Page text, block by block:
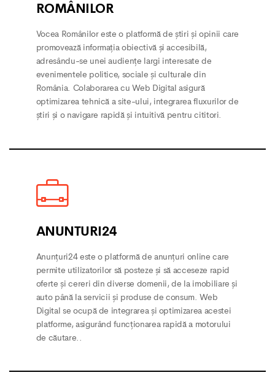
ROMÂNILOR
Vocea Românilor este o platformă de știri și opinii care
promovează informația obiectivă și accesibilă,
adresându-se unei audiențe largi interesate de
evenimentele politice, sociale și culturale din
România. Colaborarea cu Web Digital asigură
optimizarea tehnică a site-ului, integrarea fluxurilor de
știri și o navigare rapidă și intuitivă pentru cititori.
ANUNTURI24
Anunțuri24 este o platformă de anunțuri online care
permite utilizatorilor să posteze și să acceseze rapid
oferte și cereri din diverse domenii, de la imobiliare și
auto până la servicii și produse de consum. Web
Digital se ocupă de integrarea și optimizarea acestei
platforme, asigurând funcționarea rapidă a motorului
de căutare..